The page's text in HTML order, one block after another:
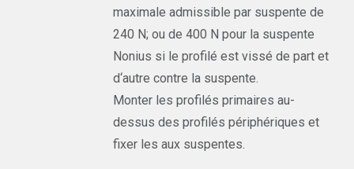
maximale admissible par suspente de
240 N; ou de 400 N pour la suspente
Nonius si le profilé est vissé de part et
d‘autre contre la suspente.
Monter les profilés primaires au-
dessus des profilés périphériques et
fixer les aux suspentes.